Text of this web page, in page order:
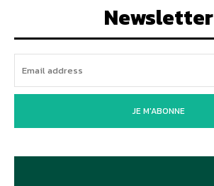
Newsletter
JE M'ABONNE